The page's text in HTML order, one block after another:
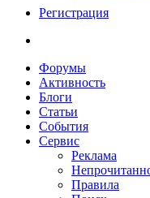
Регистрация
Форумы
Активность
Блоги
Статьи
События
Сервис
Реклама
Правила